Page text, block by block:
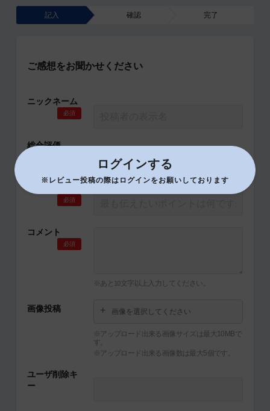
記入 確認 完了
ご感想をお聞かせください
ニックネーム
必須
総合評価
タイトル
必須
コメント
必須
※あと 10 文字以上入力してください。
画像投稿 画像を選択してください
※アップロード出来る画像サイズは最大10MBで
す。
※アップロード出来る画像数は最大5個です。
ユーザ削除キ
ー
ログインする
※レビュー投稿の際はログインをお願いしております